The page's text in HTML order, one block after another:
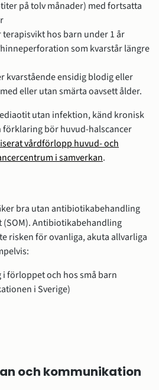
på tolv månader) med fortsatta
terapisvikt hos barn under 1 år
som kvarstår längre
kvarstående ensidig blodig eller
eller utan smärta oavsett ålder.
utan infektion, känd kronisk
bör huvud-halscancer
vårdförlopp huvud- och
i samverkan.
bra utan antibiotikabehandling
Antibiotikabehandling
risken för ovanliga, akuta allvarliga
förloppet och hos små barn
i Sverige)
och kommunikation